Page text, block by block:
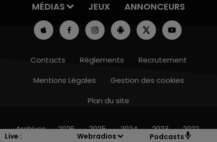
Live :
Webradios Podcasts
11h00 - 16h00
MÉDIAS
JEUX ANNONCEURS
Contacts Règlements
Recrutement
Mentions Légales
Gestion des cookies
Plan du site
Archives 2026 2025 2024 2023 2022